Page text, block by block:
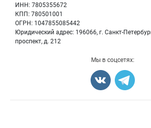
ИНН: 7805355672
КПП: 780501001
ОГРН: 1047855085442
Юридический адрес: 196066, г. Санкт-
проспект, д. 212
Мы в соцсетях: